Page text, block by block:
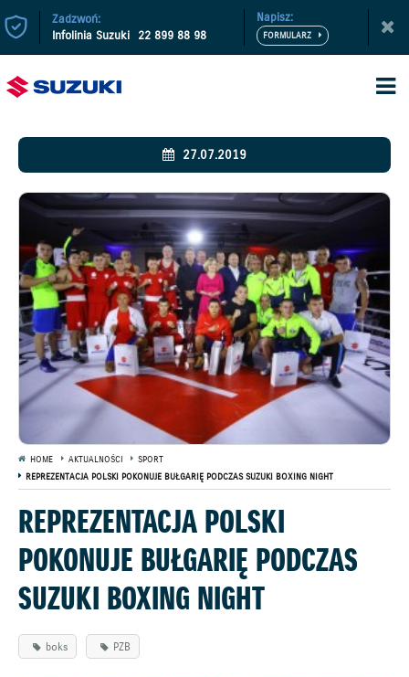
Zadzwoń:
Infolinia Suzuki 22 899 88 98
Napisz:
27.07.2019
HOME AKTUALNOŚCI
SPORT
REPREZENTACJA POLSKI POKONUJE BUŁGARIĘ PODCZAS SUZUKI BOXING NIGHT
REPREZENTACJA POLSKI
POKONUJE BUŁGARIĘ PODCZAS
SUZUKI BOXING NIGHT
boks PZB